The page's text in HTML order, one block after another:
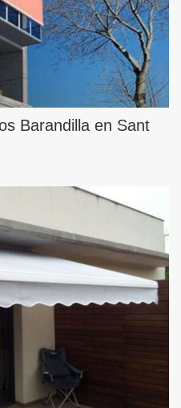
Barandilla en Sant